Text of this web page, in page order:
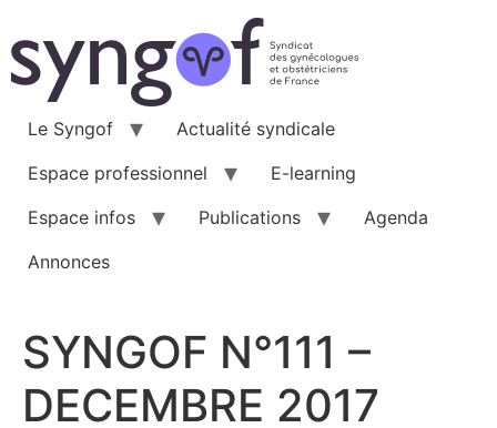
au
contenu
Le Syngof
Actualité syndicale
Espace professionnel
E-learning
Espace infos
Publications
Agenda
Annonces
SYNGOF N°111 –
DECEMBRE 2017